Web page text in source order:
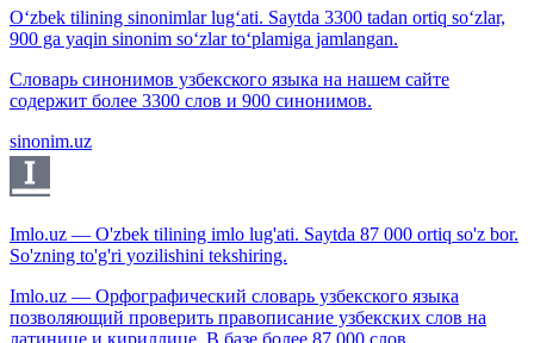
O‘zbek tilining sinonimlar lug‘ati. Saytda 3300 tadan ortiq so‘zlar,
900 ga yaqin sinonim so‘zlar to‘plamiga jamlangan.
Словарь синонимов узбекского языка на нашем сайте
содержит более 3300 слов и 900 синонимов.
sinonim.uz
Imlo.uz — O'zbek tilining imlo lug'ati. Saytda 87 000 ortiq so'z bor.
So'zning to'g'ri yozilishini tekshiring.
Imlo.uz — Орфографический словарь узбекского языка
позволяющий проверить правописание узбекских слов на
латинице и кириллице. В базе более 87 000 слов.